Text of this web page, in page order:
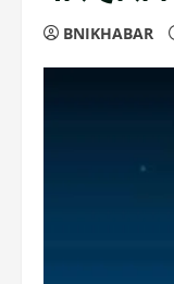
BNIKHABAR